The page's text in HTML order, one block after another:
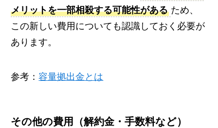
メリットを一部相殺する可能性がある ため、
この新しい費用についても認識しておく必要が
あります。
参考：容量拠出金とは
その他の費用（解約金・手数料など）